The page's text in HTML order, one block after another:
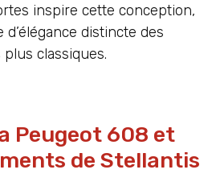
inspire cette conception,
distincte des
classiques.
Peugeot 608 et
de Stellantis